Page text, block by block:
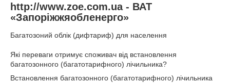
http://www.zoe.com.ua - ВАТ
«Запоріжжяобленерго»
Багатозоний облік (дифтариф) для населення
Які переваги отримує споживач від встановлення
багатозонного (багатотарифного) лічильника?
Встановлення багатозонного (багатотарифного) лічильника